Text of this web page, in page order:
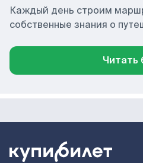
Каждый день строим
собственные знания о
Читать